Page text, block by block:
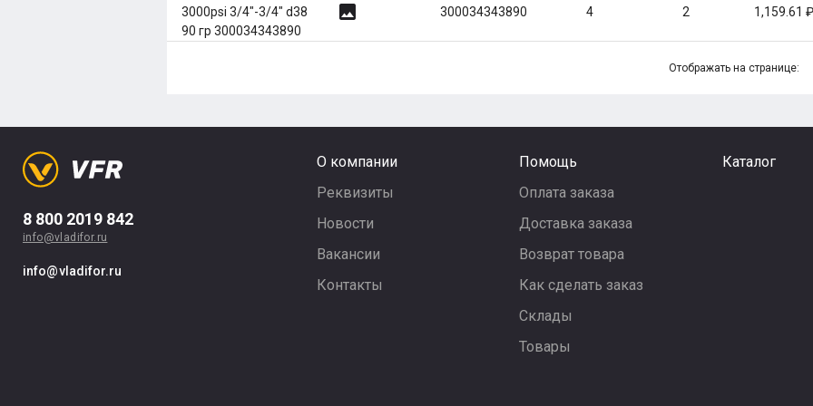
3000psi 3/4"-3/4" d38
90 гр 300034343890
image 300034343890 4 2 1,159.61
Отображать на странице:
8 800 2019 842
info@vladifor.ru
info@vladifor.ru
О компании
Реквизиты
Новости
Вакансии
Контакты
Помощь
Оплата заказа
Доставка заказа
Возврат товара
Как сделать заказ
Склады
Товары
Каталог